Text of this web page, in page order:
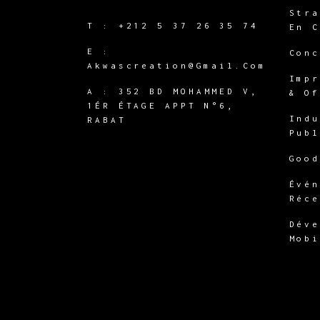
T : +212 5 37 26 35 74
E :
Akwascreation@gmail.com
A :
352 BD MOHAMMED V,
1ÉR ÉTAGE APPT N°6,
RABAT
En
&